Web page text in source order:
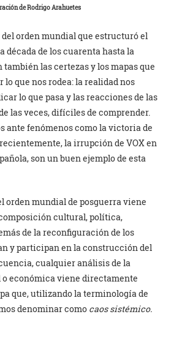
de Rodrigo Arahuetes
orden mundial que estructuró el
década de los cuarenta hasta la
las certezas y los mapas que
que nos rodea: la realidad nos
lo que pasa y las reacciones de las
las veces, difíciles de comprender.
ante fenómenos como la victoria de
la irrupción de VOX en
son un buen ejemplo de esta
orden mundial de posguerra viene
cultural, política,
de la reconfiguración de los
y participan en la construcción del
cualquier análisis de la
económica viene directamente
que, utilizando la terminología de
denominar como caos sistémico.